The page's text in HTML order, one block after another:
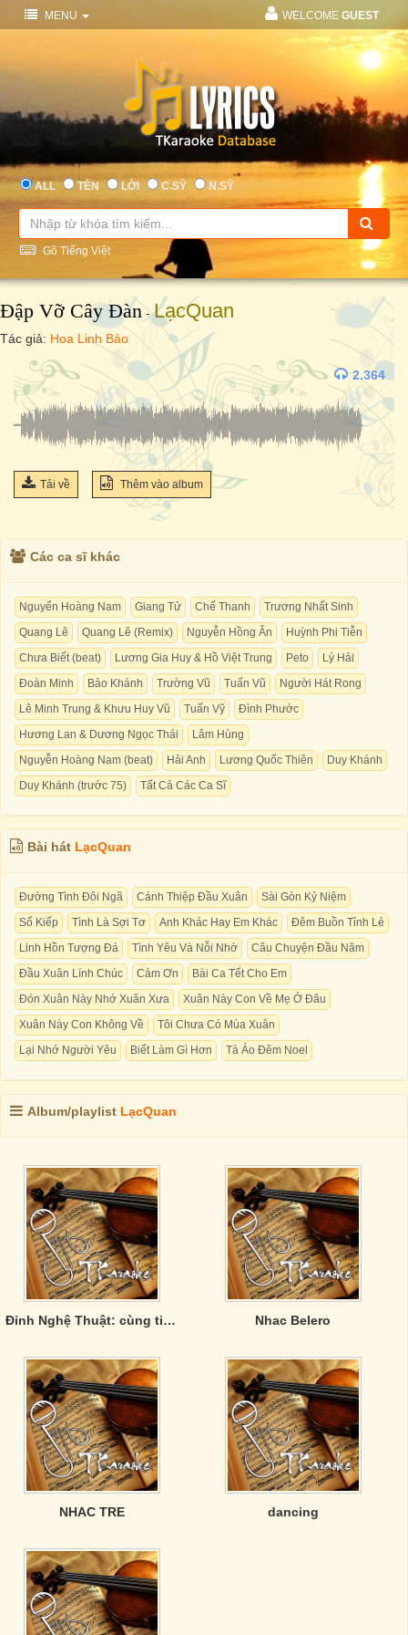
MENU WELCOME GUEST
ALL TÊN LỜI C.SỸ N.SỸ
Gõ Tiếng Việt
Đập Vỡ Cây Đàn-LạcQuan
Tác giả: Hoa Linh Bảo
2.364
Tải về Thêm vào album
Các ca sĩ khác
Nguyến Hoàng Nam Giang Tử Chế Thanh
Trương Nhất Sinh
Quang Lê
Quang Lê (Remix) Nguyễn Hồng Ân
Huỳnh Phi Tiễn
Chưa Biết (beat)
Lương Gia Huy & Hồ Việt Trung Peto
Lý Hải
Đoàn Minh
Bảo Khánh Trường Vũ Tuấn Vũ
Người Hát Rong
Lê Minh Trung & Khưu Huy Vũ
Tuấn Vỹ
Đình Phước
Hương Lan & Dương Ngọc Thái
Lâm Hùng
Nguyễn Hoàng Nam (beat)
Hải Anh Lương Quốc Thiên
Duy Khánh
Duy Khánh (trước 75)
Tất Cả Các Ca Sĩ
Bài hát LạcQuan
Đường Tình Đôi Ngã Cánh Thiệp Đầu Xuân
Sài Gòn Kỷ Niệm
Số Kiếp
Tình Là Sợi Tơ Anh Khác Hay Em Khác
Đêm Buồn Tỉnh Lẻ
Linh Hồn Tượng Đá
Tình Yêu Và Nỗi Nhớ
Câu Chuyện Đầu Năm
Đầu Xuân Lính Chúc
Cảm Ơn
Bài Ca Tết Cho Em
Đón Xuân Này Nhớ Xuân Xưa
Xuân Này Con Về Mẹ Ở Đâu
Xuân Này Con Không Về
Tôi Chưa Có Mùa Xuân
Lại Nhớ Người Yêu
Biết Làm Gì Hơn Tà Áo Đêm Noel
Album/playlist LạcQuan
Đỉnh Nghệ Thuật: cùng tiêu điểm - khác góc tới. Nhac Belero
NHAC TRE dancing